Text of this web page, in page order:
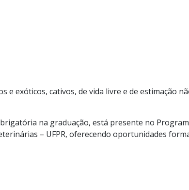
exóticos, cativos, de vida livre e de estimação
na graduação, está presente no
– UFPR, oferecendo oportunidades